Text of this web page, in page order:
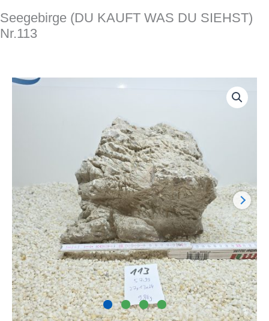
Seegebirge (DU KAUFT WAS DU SIEHST)
Nr.113